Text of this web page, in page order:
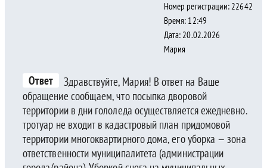
Номер регистрации: 22642
Время: 12:49
Дата: 20.02.2026
Мария
Ответ
Здравствуйте, Мария! В ответ на Ваше
обращение сообщаем, что посыпка дворовой
территории в дни гололеда осуществляется ежедневно.
тротуар не входит в кадастровый план придомовой
территории многоквартирного дома, его уборка — зона
ответственности муниципалитета (администрации